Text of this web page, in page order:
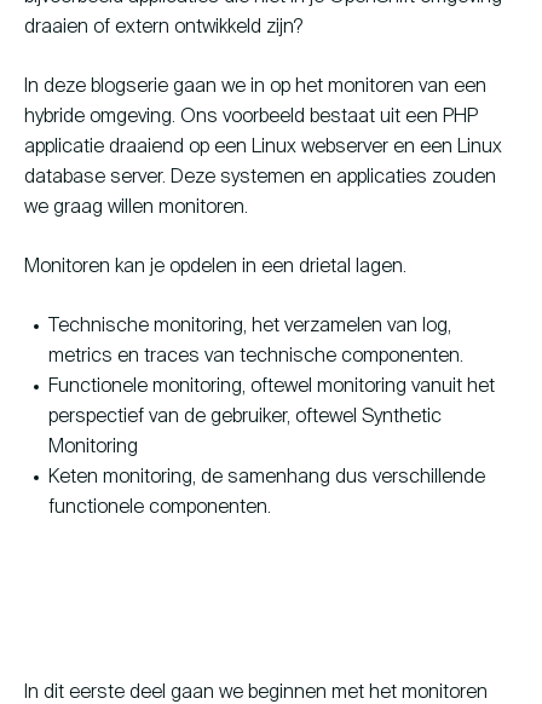
draaien of extern ontwikkeld zijn?
In deze blogserie gaan we in op het monitoren van een
hybride omgeving. Ons voorbeeld bestaat uit een PHP
applicatie draaiend op een Linux webserver en een Linux
database server. Deze systemen en applicaties zouden
we graag willen monitoren.
Monitoren kan je opdelen in een drietal lagen.
Technische monitoring, het verzamelen van log,
metrics en traces van technische componenten.
Functionele monitoring, oftewel monitoring vanuit het
perspectief van de gebruiker, oftewel Synthetic
Monitoring
Keten monitoring, de samenhang dus verschillende
functionele componenten.
In dit eerste deel gaan we beginnen met het monitoren